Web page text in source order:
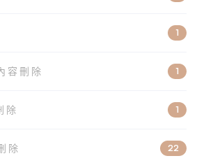
1
容刪除 1
除 1
除 22